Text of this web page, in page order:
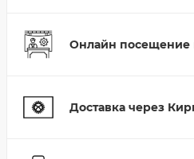
Онлайн посещение
Доставка через